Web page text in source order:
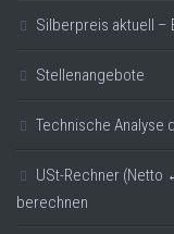
Silberpreis aktuell –
Stellenangebote
Technische Analyse
USt-Rechner (Netto
berechnen